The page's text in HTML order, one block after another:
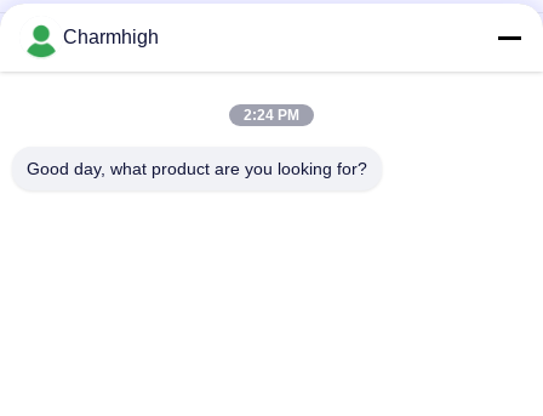
Nastro trasportatore di ispezione SMT Nastro trasportatore
di buffer PCB Con funzione stop-and-go
Nastro di alimentazione e scarico per saldatura a onda per
macchine di saldatura a onda per linee di assemblaggio
Charmhigh
2:24 PM
Good day, what product are you looking for?